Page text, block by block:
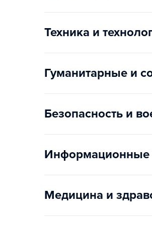
Техника и
Гуманитарные и
Безопасность и
Информационные
Медицина и